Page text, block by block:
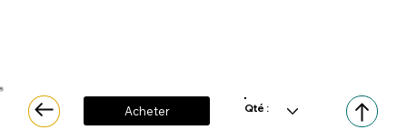
Acheter Qté :